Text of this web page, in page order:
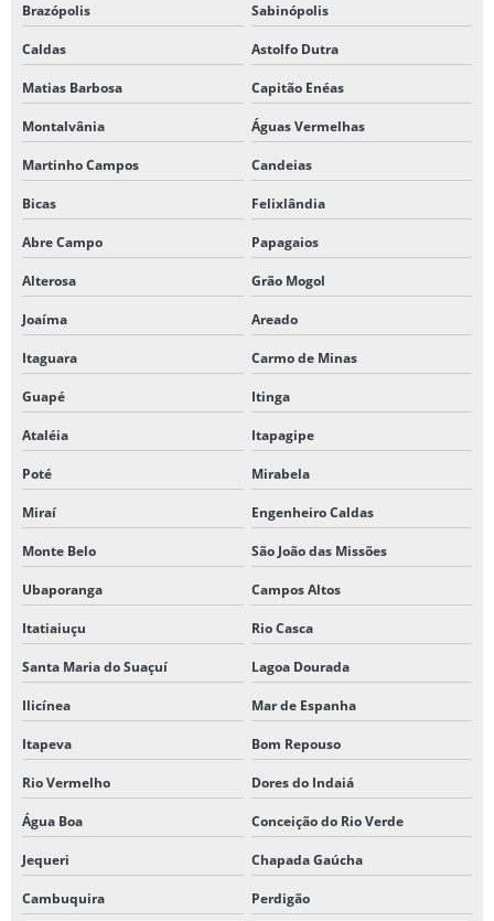
Brazópolis Sabinópolis
Caldas Astolfo Dutra
Matias Barbosa Capitão Enéas
Montalvânia Águas Vermelhas
Martinho Campos Candeias
Bicas Felixlândia
Abre Campo Papagaios
Alterosa Grão Mogol
Joaíma Areado
Itaguara Carmo de Minas
Guapé Itinga
Ataléia Itapagipe
Poté Mirabela
Miraí Engenheiro Caldas
Monte Belo São João das Missões
Ubaporanga Campos Altos
Itatiaiuçu Rio Casca
Santa Maria do Suaçuí Lagoa Dourada
Ilicínea Mar de Espanha
Itapeva Bom Repouso
Rio Vermelho Dores do Indaiá
Água Boa Conceição do Rio Verde
Jequeri Chapada Gaúcha
Cambuquira Perdigão